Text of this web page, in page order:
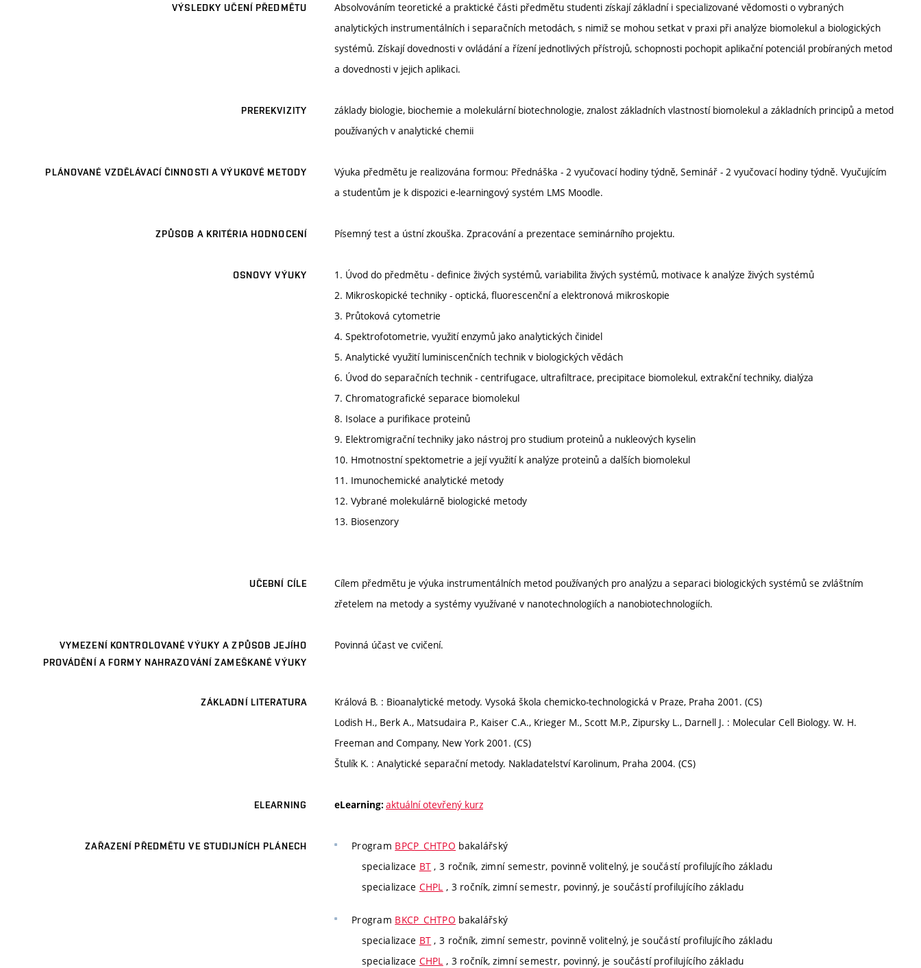
VÝSLEDKY UČENÍ PŘEDMĚTU
Absolvováním teoretické a praktické části předmětu studenti získají základní i specializované vědomosti o vybraných
analytických instrumentálních i separačních metodách, s nimiž se mohou setkat v praxi při analýze biomolekul a biologických
systémů. Získají dovednosti v ovládání a řízení jednotlivých přístrojů, schopnosti pochopit aplikační potenciál probíraných metod
a dovednosti v jejich aplikaci.
PREREKVIZITY
základy biologie, biochemie a molekulární biotechnologie, znalost základních vlastností biomolekul a základních principů a metod
používaných v analytické chemii
PLÁNOVANÉ VZDĚLÁVACÍ ČINNOSTI A VÝUKOVÉ METODY
Výuka předmětu je realizována formou: Přednáška - 2 vyučovací hodiny týdně, Seminář - 2 vyučovací hodiny týdně. Vyučujícím
a studentům je k dispozici e-learningový systém LMS Moodle.
ZPŮSOB A KRITÉRIA HODNOCENÍ Písemný test a ústní zkouška. Zpracování a prezentace seminárního projektu.
OSNOVY VÝUKY
1. Úvod do předmětu - definice živých systémů, variabilita živých systémů, motivace k analýze živých systémů
2. Mikroskopické techniky - optická, fluorescenční a elektronová mikroskopie
3. Průtoková cytometrie
4. Spektrofotometrie, využití enzymů jako analytických činidel
5. Analytické využití luminiscenčních technik v biologických vědách
6. Úvod do separačních technik - centrifugace, ultrafiltrace, precipitace biomolekul, extrakční techniky, dialýza
7. Chromatografické separace biomolekul
8. Isolace a purifikace proteinů
9. Elektromigrační techniky jako nástroj pro studium proteinů a nukleových kyselin
10. Hmotnostní spektometrie a její využití k analýze proteinů a dalších biomolekul
11. Imunochemické analytické metody
12. Vybrané molekulárně biologické metody
13. Biosenzory
UČEBNÍ CÍLE
Cílem předmětu je výuka instrumentálních metod používaných pro analýzu a separaci biologických systémů se zvláštním
zřetelem na metody a systémy využívané v nanotechnologiích a nanobiotechnologiích.
VYMEZENÍ KONTROLOVANÉ VÝUKY A ZPŮSOB JEJÍHO
PROVÁDĚNÍ A FORMY NAHRAZOVÁNÍ ZAMEŠKANÉ VÝUKY
Povinná účast ve cvičení.
ZÁKLADNÍ LITERATURA
Králová B. : Bioanalytické metody. Vysoká škola chemicko-technologická v Praze, Praha 2001. (CS)
Lodish H., Berk A., Matsudaira P., Kaiser C.A., Krieger M., Scott M.P., Zipursky L., Darnell J. : Molecular Cell Biology. W. H.
Freeman and Company, New York 2001. (CS)
Štulík K. : Analytické separační metody. Nakladatelství Karolinum, Praha 2004. (CS)
ELEARNING eLearning: aktuální otevřený kurz
ZAŘAZENÍ PŘEDMĚTU VE STUDIJNÍCH PLÁNECH Program BPCP_CHTPO bakalářský
specializace BT , 3 ročník, zimní semestr, povinně volitelný, je součástí profilujícího základu
specializace CHPL , 3 ročník, zimní semestr, povinný, je součástí profilujícího základu
Program BKCP_CHTPO bakalářský
specializace BT , 3 ročník, zimní semestr, povinně volitelný, je součástí profilujícího základu
specializace CHPL , 3 ročník, zimní semestr, povinný, je součástí profilujícího základu